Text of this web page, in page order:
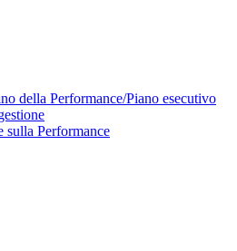
della Performance/Piano esecutivo
sulla Performance